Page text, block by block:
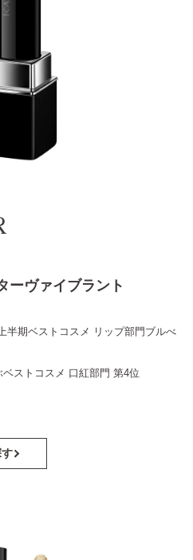
ヴァイブラント
半期ベストコスメ リップ部門ブルべ
ストコスメ 口紅部門 第4位